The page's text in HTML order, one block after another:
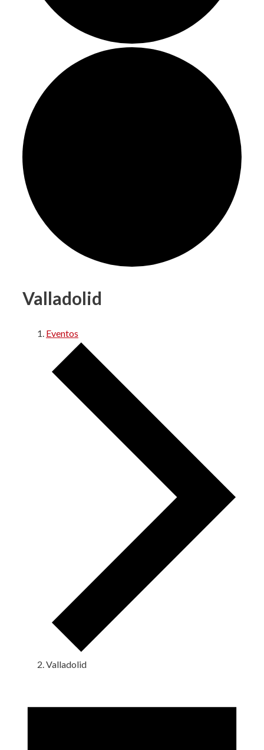
Valladolid
Eventos
Valladolid